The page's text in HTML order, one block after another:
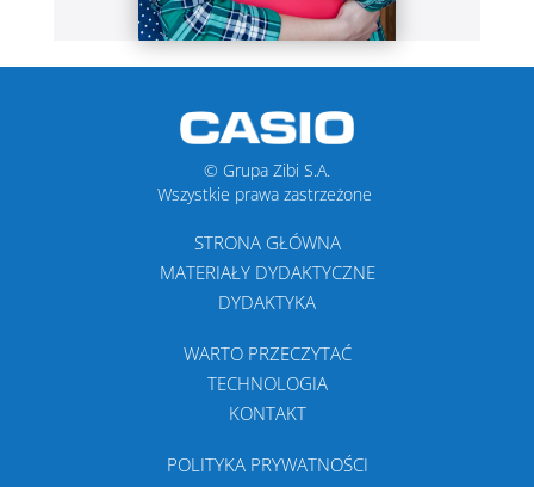
© Grupa Zibi S.A.
Wszystkie prawa zastrzeżone
STRONA GŁÓWNA
MATERIAŁY DYDAKTYCZNE
DYDAKTYKA
WARTO PRZECZYTAĆ
TECHNOLOGIA
KONTAKT
POLITYKA PRYWATNOŚCI